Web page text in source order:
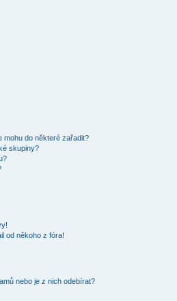
mohu do některé zařadit?
skupiny?
od někoho z fóra!
nebo je z nich odebírat?